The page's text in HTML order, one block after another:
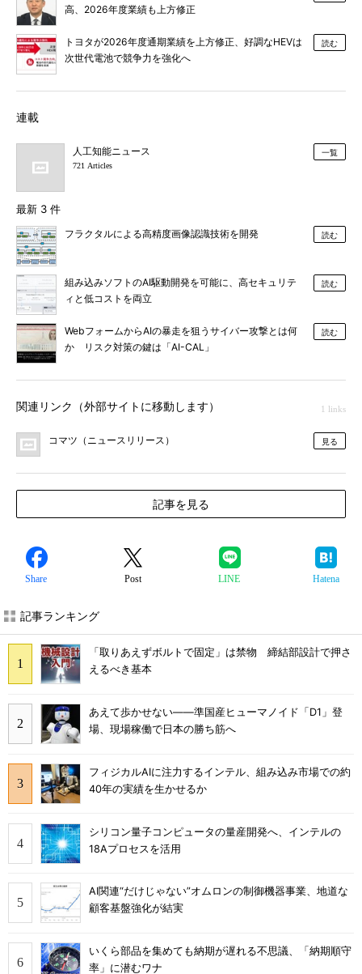
高、2026年度業績も上方修正
トヨタが2026年度通期業績を上方修正、好調なHEVは
次世代電池で競争力を強化へ
読む
連載
人工知能ニュース
721 Articles
一覧
最新 3 件
フラクタルによる高精度画像認識技術を開発 読む
組み込みソフトのAI駆動開発を可能に、高セキュリテ
ィと低コストを両立
読む
WebフォームからAIの暴走を狙うサイバー攻撃とは何
か リスク対策の鍵は「AI-CAL」
読む
関連リンク（外部サイトに移動します） 1 links
コマツ（ニュースリリース） 見る
記事を見る
Share Post LINE Hatena
記事ランキング
「取りあえずボルトで固定」は禁物 締結部設計で押さ
えるべき基本
あえて歩かせない――準国産ヒューマノイド「D1」登
場、現場稼働で日本の勝ち筋へ
フィジカルAIに注力するインテル、組み込み市場での約
40年の実績を生かせるか
シリコン量子コンピュータの量産開発へ、インテルの
18Aプロセスを活用
AI関連“だけじゃない”オムロンの制御機器事業、地道な
顧客基盤強化が結実
いくら部品を集めても納期が遅れる不思議、「納期順守
率」に潜むワナ